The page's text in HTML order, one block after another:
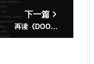
下一篇
再读《DOOM启世录》有感